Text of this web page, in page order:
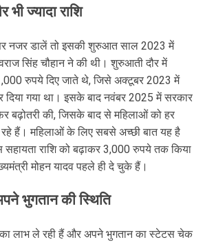
भी ज्यादा राशि
नजर डालें तो इसकी शुरुआत साल 2023 में
सिंह चौहान ने की थी। शुरुआती दौर में
रुपये दिए जाते थे, जिसे अक्टूबर 2023 में
गया था। इसके बाद नवंबर 2025 में सरकार
बढ़ोतरी की, जिसके बाद से महिलाओं को हर
हैं। महिलाओं के लिए सबसे अच्छी बात यह है
राशि को बढ़ाकर 3,000 रुपये तक किया
मोहन यादव पहले ही दे चुके हैं।
भुगतान की स्थिति
लाभ ले रही हैं और अपने भुगतान का स्टेटस चेक